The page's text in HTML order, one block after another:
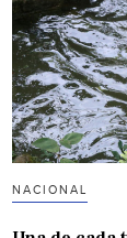
NACIONAL